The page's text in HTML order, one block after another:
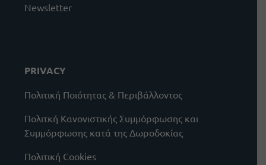
Newsletter
PRIVACY
Πολιτική Ποιότητας & Περιβάλλοντος
Πολιτκή Κανονιστικής Συμμόρφωσης και
Συμμόρφωσης κατά της Δωροδοκίας
Πολιτική Cookies